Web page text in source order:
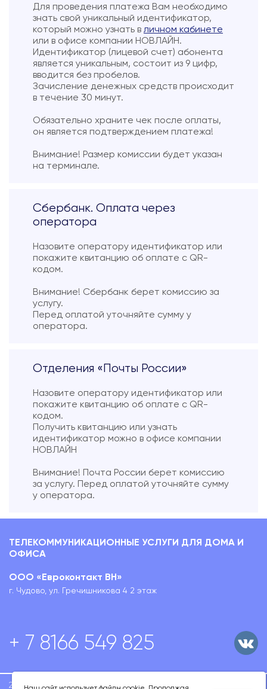
Для проведения платежа Вам необходимо
знать свой уникальный идентификатор,
который можно узнать в личном кабинете
или в офисе компании НОВЛАЙН.
Идентификатор (лицевой счет) абонента
является уникальным, состоит из 9 цифр,
вводится без пробелов.
Зачисление денежных средств происходит
в течение 30 минут.
Обязательно храните чек после оплаты,
он является подтверждением платежа!
Внимание! Размер комиссии будет указан
на терминале.
Сбербанк. Оплата через
оператора
Назовите оператору идентификатор или
покажите квитанцию об оплате с QR-
кодом.
Внимание! Сбербанк берет комиссию за
услугу.
Перед оплатой уточняйте сумму у
оператора.
Отделения «Почты России»
Назовите оператору идентификатор или
покажите квитанцию об оплате с QR-
кодом.
Получить квитанцию или узнать
идентификатор можно в офисе компании
НОВЛАЙН
Внимание! Почта России берет комиссию
за услугу. Перед оплатой уточняйте сумму
у оператора.
ТЕЛЕКОММУНИКАЦИОННЫЕ УСЛУГИ ДЛЯ ДОМА И
ОФИСА
ООО «Евроконтакт ВН»
г. Чудово, ул. Гречишникова 4 2 этаж
+ 7 8166 549 825
2020-2026 ООО Политика конфиденциальности